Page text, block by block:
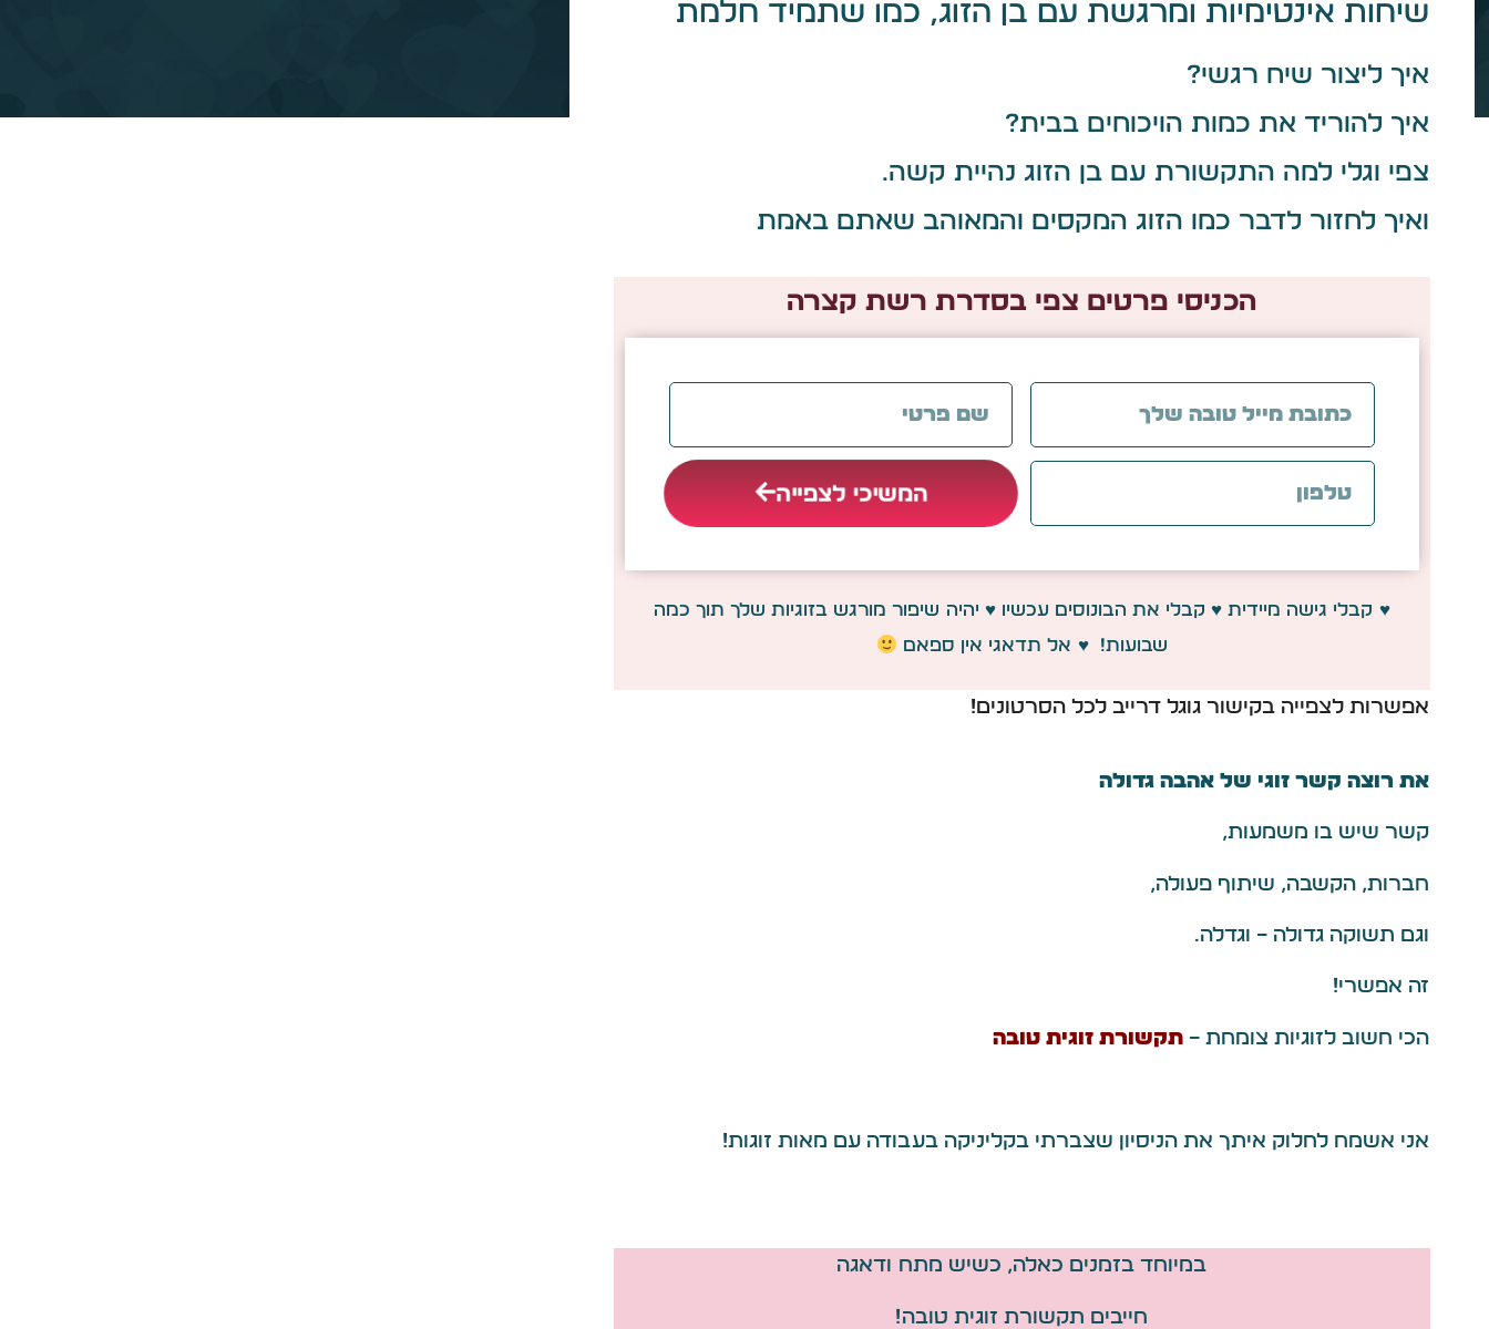
שיחות אינטימיות ומרגשת עם בן הזוג, כמו שתמיד חלמת
איך ליצור שיח רגשי?
איך להוריד את כמות הויכוחים בבית?
צפי וגלי למה התקשורת עם בן הזוג נהיית קשה.
ואיך לחזור לדבר כמו הזוג המקסים והמאוהב שאתם באמת
הכניסי פרטים צפי בסדרת רשת קצרה
המשיכי לצפייה
♥ קבלי גישה מיידית ♥ קבלי את הבונוסים עכשיו♥ יהיה שיפור מורגש בזוגיות שלך תוך כמה
שבועות!♥ אל תדאגי אין ספאם
אפשרות לצפייה בקישור גוגל דרייב לכל הסרטונים!
את רוצה קשר זוגי של אהבה גדולה
קשר שיש בו משמעות,
חברות, הקשבה, שיתוף פעולה,
וגם תשוקה גדולה – וגדלה.
זה אפשרי!
הכי חשוב לזוגיות צומחת – תקשורת זוגית טובה
אני אשמח לחלוק איתך את הניסיון שצברתי בקליניקה בעבודה עם מאות זוגות!
במיוחד בזמנים כאלה, כשיש מתח ודאגה
חייבים תקשורת זוגית טובה!